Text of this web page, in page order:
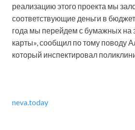
реализацию этого проекта мы
соответствующие деньги в
года мы перейдем с бумажных на
карты», сообщил по тому поводу
который инспектировал
neva.today